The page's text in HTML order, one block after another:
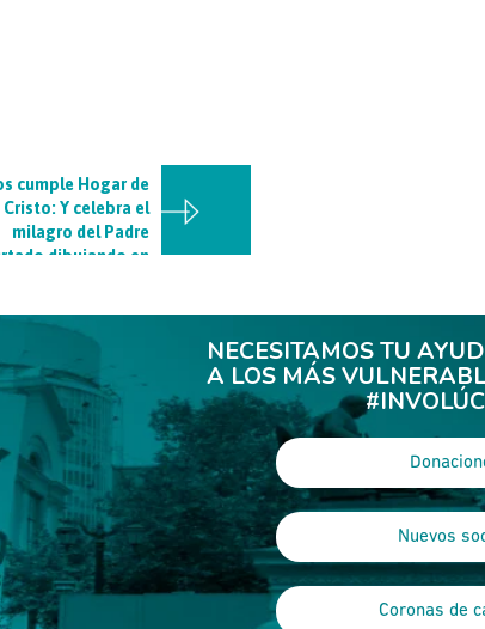
cumple Hogar de
Cristo: Y celebra el
milagro del Padre
dibujando en
NECESITAMOS TU
A LOS MÁS
Nuevos
Coronas de